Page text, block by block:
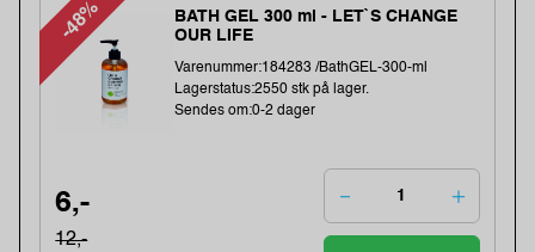
-48%
BATH GEL 300 ml - LET`S CHANGE
OUR LIFE
Varenummer:184283 /BathGEL-300-ml
Lagerstatus:2550 stk på lager.
Sendes om:0-2 dager
6,-
12,-